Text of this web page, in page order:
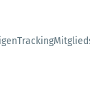
Tracking